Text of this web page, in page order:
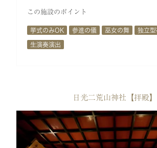
この施設のポイント
挙式のみOK 参進の儀 巫女の舞 独立
生演奏演出
日光二荒山神社【拝殿】